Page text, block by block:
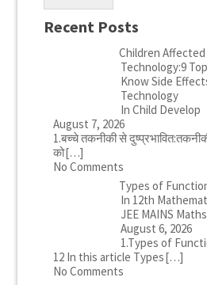
Recent Posts
Children
Technology:9
Know Side
Technology
In Child Develop
August 7, 2026
1.बच्चे तकनीकी से
को[…]
No Comments
Types of
In 12th
JEE MAINS
August 6, 2026
1.Types of
12 In this article Types[…]
No Comments